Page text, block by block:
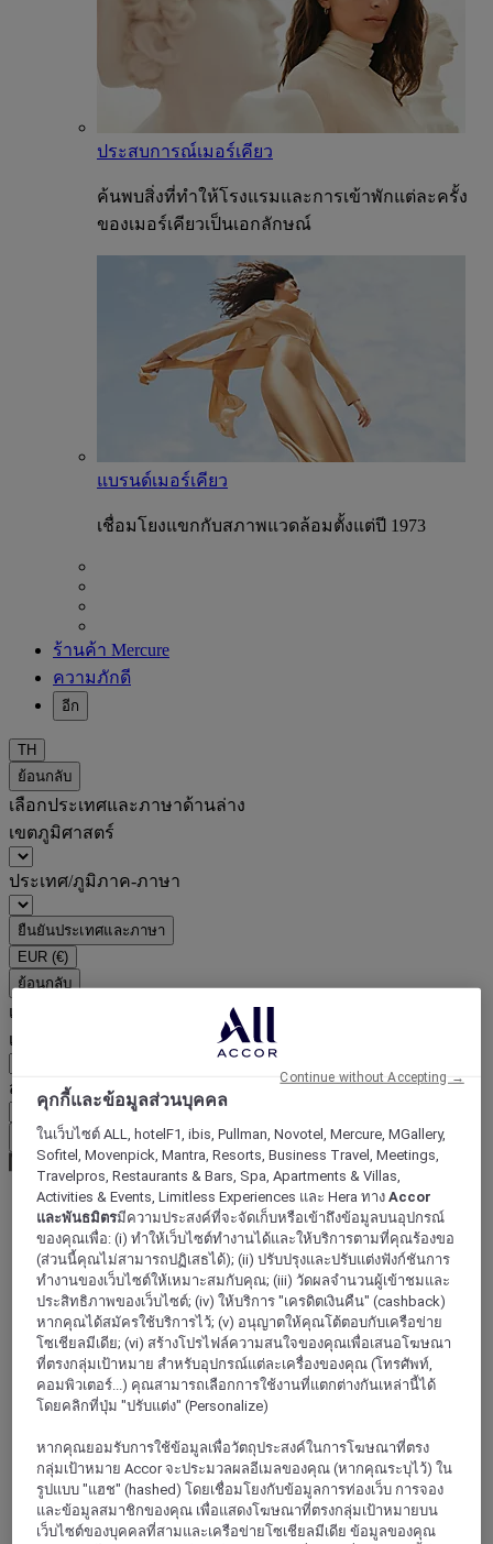
ประสบการณ์เมอร์เคียว
ค้นพบสิ่งที่ทำให้โรงแรมและการเข้าพักแต่ละครั้ง
ของเมอร์เคียวเป็นเอกลักษณ์
แบรนด์เมอร์เคียว
เชื่อมโยงแขกกับสภาพแวดล้อมตั้งแต่ปี 1973
ร้านค้า Mercure
ความภักดี
อีก
TH
ย้อนกลับ
เลือกประเทศและภาษาด้านล่าง
เขตภูมิศาสตร์
ประเทศ/ภูมิภาค-ภาษา
ยืนยันประเทศและภาษา
EUR (€)
ย้อนกลับ
เลือกสกุลเงินด้านล่าง
เขตภูมิศาสตร์
สกุลเงิน
ยืนยันสกุลเงิน
World
Europe
United Kingdom
St Helens
คุกกี้และข้อมูลส่วนบุคคล
ในเว็บไซต์ ALL, hotelF1, ibis, Pullman, Novotel, Mercure, MGallery,
Sofitel, Movenpick, Mantra, Resorts, Business Travel, Meetings,
Travelpros, Restaurants & Bars, Spa, Apartments & Villas,
Activities & Events, Limitless Experiences และ Hera ทางAccor
และพันธมิตรมีความประสงค์ที่จะจัดเก็บหรือเข้าถึงข้อมูลบนอุปกรณ์
ของคุณเพื่อ: (i) ทำให้เว็บไซต์ทำงานได้และให้บริการตามที่คุณร้องขอ
(ส่วนนี้คุณไม่สามารถปฏิเสธได้); (ii) ปรับปรุงและปรับแต่งฟังก์ชันการ
ทำงานของเว็บไซต์ให้เหมาะสมกับคุณ; (iii) วัดผลจำนวนผู้เข้าชมและ
ประสิทธิภาพของเว็บไซต์; (iv) ให้บริการ "เครดิตเงินคืน" (cashback)
หากคุณได้สมัครใช้บริการไว้; (v) อนุญาตให้คุณโต้ตอบกับเครือข่าย
โซเชียลมีเดีย; (vi) สร้างโปรไฟล์ความสนใจของคุณเพื่อเสนอโฆษณา
ที่ตรงกลุ่มเป้าหมาย สำหรับอุปกรณ์แต่ละเครื่องของคุณ (โทรศัพท์,
คอมพิวเตอร์...) คุณสามารถเลือกการใช้งานที่แตกต่างกันเหล่านี้ได้
โดยคลิกที่ปุ่ม "ปรับแต่ง" (Personalize)
หากคุณยอมรับการใช้ข้อมูลเพื่อวัตถุประสงค์ในการโฆษณาที่ตรง
กลุ่มเป้าหมาย Accor จะประมวลผลอีเมลของคุณ (หากคุณระบุไว้) ใน
รูปแบบ "แฮช" (hashed) โดยเชื่อมโยงกับข้อมูลการท่องเว็บ การจอง
และข้อมูลสมาชิกของคุณ เพื่อแสดงโฆษณาที่ตรงกลุ่มเป้าหมายบน
เว็บไซต์ของบุคคลที่สามและเครือข่ายโซเชียลมีเดีย ข้อมูลของคุณ
Continue without Accepting →